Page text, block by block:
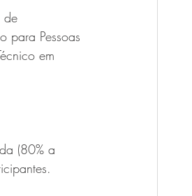
de
para Pessoas
em
(80% a